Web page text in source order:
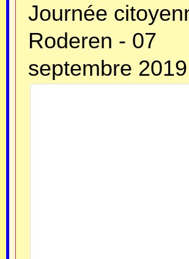
Journée
Roderen - 07
septembre 2019